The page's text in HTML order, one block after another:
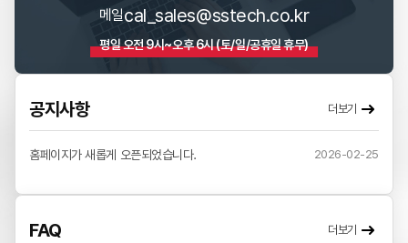
메일cal_sales@sstech.co.kr
평일 오전 9시~오후 6시 (토/일/공휴일 휴무)
공지사항 더보기
홈페이지가 새롭게 오픈되었습니다. 2026-02-25
FAQ 더보기